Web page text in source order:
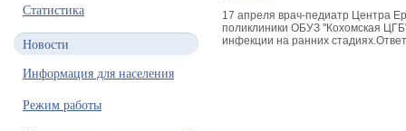
Статистика
Новости
Информация для населения
Режим работы
17 апреля врач-педиатр Центра
поликлиники ОБУЗ "Кохомская
инфекции на ранних